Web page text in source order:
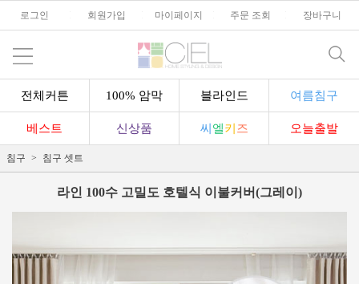
로그인 회원가입 마이페이지 주문 조회 장바구니
전체커튼 100% 암막 블라인드 여름침구
베스트 신상품 씨 엘키 즈 오늘출발
침구 침구 셋트
라인 100수 고밀도 호텔식 이불커버(그레이)